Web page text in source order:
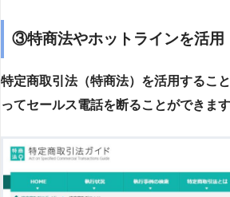
③特商法やホットラインを活用
特定商取引法（特商法）を活用するこ
ってセールス電話を断ることができます